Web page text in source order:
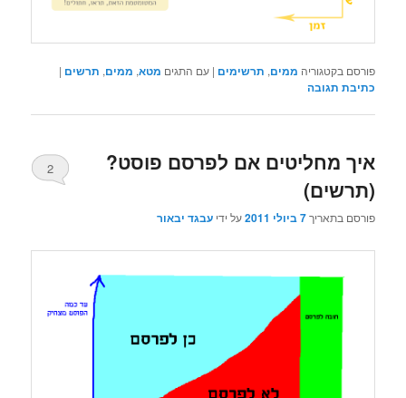
פורסם בקטגוריה ממים, תרשימים |עם התגים מטא, ממים, תרשים |
כתיבת תגובה
איך מחליטים אם לפרסם פוסט?
(תרשים)
פורסם בתאריך7 ביולי 2011 על ידיעבגד יבאור
2